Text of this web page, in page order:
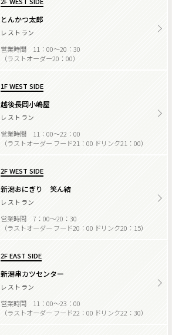
とんかつ太郎
レストラン
営業時間 11：00～20：30
（ラストオーダー20：00）
1F WEST SIDE
越後長岡小嶋屋
レストラン
営業時間 11：00～22：00
（ラストオーダー フード21：00 ドリンク21：00）
2F WEST SIDE
新潟おにぎり 笑ん結
レストラン
営業時間 7：00～20：30
（ラストオーダー フード20：00 ドリンク20：15）
2F EAST SIDE
新潟串カツセンター
レストラン
営業時間 11：00～23：00
（ラストオーダー フード22：00 ドリンク22：30）